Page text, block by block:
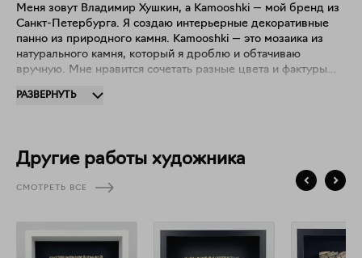
Меня зовут Владимир Хушкин, а Кamooshki — мой бренд из
Санкт-Петербурга. Я создаю интерьерные декоративные
панно из природного камня. Kamooshki — это мозаика из
натурального камня, который я дроблю и обтачиваю
вручную. Мне нравится сочетать разные цвета и фактуры
наблюдать динамику и движение прямо в камне. В других
множество неоднородных деталей. Мое стремление —
создавать визуально привлекательные, стильные и
интересные вещи. Я верю в силу простоты и минимализма
во всем, в том числе и в своих работах, а композиции
РАЗВЕРНУТЬ
Другие работы художника
СМОТРЕТЬ ВСЕ